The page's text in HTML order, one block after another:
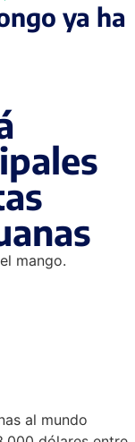
ya ha
mango.
al mundo